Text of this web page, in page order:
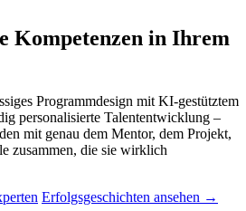
Kompetenzen in Ihrem
Programmdesign mit KI-gestütztem
personalisierte Talententwicklung –
mit genau dem Mentor, dem Projekt,
zusammen, die sie wirklich
Erfolgsgeschichten ansehen →